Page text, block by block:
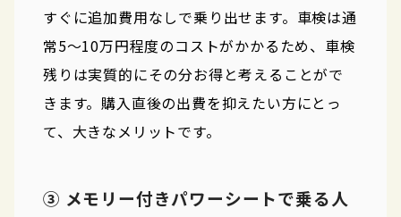
すぐに追加費用なしで乗り出せます。車検は通
常5〜10万円程度のコストがかかるため、車検
残りは実質的にその分お得と考えることがで
きます。購入直後の出費を抑えたい方にとっ
て、大きなメリットです。
③ メモリー付きパワーシートで乗る人